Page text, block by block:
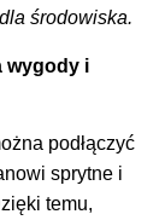
środowiska.
wygody i
podłączyć
sprytne i
temu,